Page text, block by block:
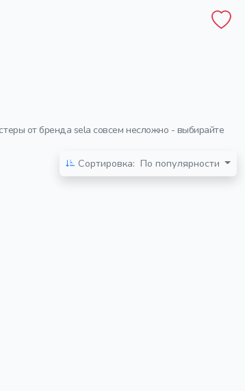
от бренда sela совсем несложно - выбирайте
Сортировка: По популярности